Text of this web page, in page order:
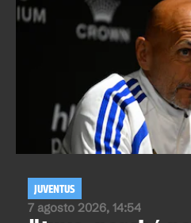
7 agosto 2026, 14:54
JUVENTUS